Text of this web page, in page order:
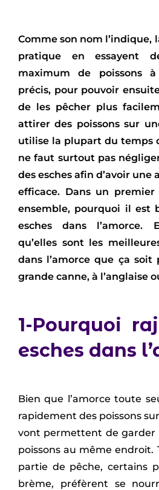
Comme son nom l’indique,
pratique en essayent
maximum de poissons
précis, pour pouvoir
de les pêcher plus
attirer des poissons sur
utilise la plupart du temps
ne faut surtout pas
des esches afin d’avoir une
efficace. Dans un
ensemble, pourquoi il est
esches dans l’amorce.
qu’elles sont les
dans l’amorce que ça
grande canne, à l’anglaise
1-Pourquoi
esches dans
Bien que l’amorce toute
rapidement des poissons
vont permettent de garder
poissons au même endroit.
partie de pêche, certains
brème, préfèrent se